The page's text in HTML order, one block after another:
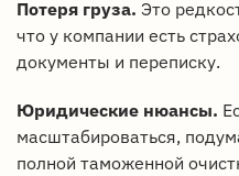
Потеря груза. Это
что у компании есть
документы и переписку.
Юридические нюансы.
масштабироваться,
полной таможенной